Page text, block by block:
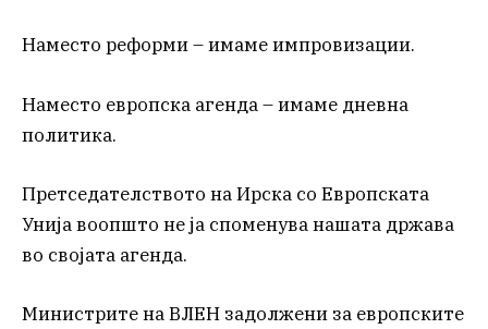
Наместо реформи – имаме импровизации.
Наместо европска агенда – имаме дневна
политика.
Претседателството на Ирска со Европската
Унија воопшто не ја споменува нашата држава
во својата агенда.
Министрите на ВЛЕН задолжени за европските